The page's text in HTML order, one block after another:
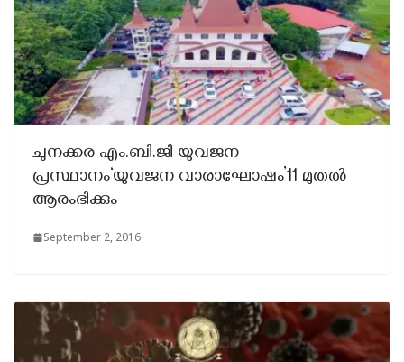
ചുനക്കര എം.ബി.ജി യുവജന
പ്രസ്ഥാനം‘യുവജന വാരാഘോഷം’11 മുതല്‍
ആരംഭിക്കും
September 2, 2016